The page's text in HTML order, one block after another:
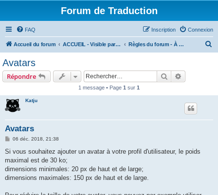
Forum de Traduction
FAQ Connexion
Inscription
Accueil du forum ACCUEIL - Visible par le monde entier Règles du forum - À LIRE AVANT DE S'INSCRIRE
Avatars
Répondre Rechercher
1 message • Page 1 sur 1
Katju
Avatars
M
s
a
g
06 déc. 2018, 21:38
Si vous souhaitez ajouter un avatar à votre profil d'utilisateur, le poids
maximal est de 30 ko;
dimensions minimales: 20 px de haut et de large;
dimensions maximales: 150 px de haut et de large.